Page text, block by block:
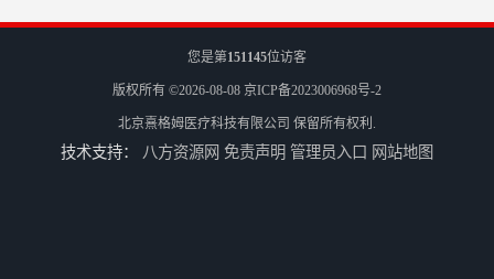
您是第151145位访客
版权所有 ©2026-08-08 京ICP备2023006968号-2
北京熹格姆医疗科技有限公司 保留所有权利.
技术支持： 八方资源网 免责声明 管理员入口 网站地图